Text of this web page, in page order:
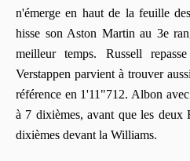
n'émerge en haut de la feuille
hisse son Aston Martin au 3e
meilleur temps. Russell
Verstappen parvient à trouver
référence en 1'11"712. Albon
à 7 dixièmes, avant que les deux
dixièmes devant la Williams.